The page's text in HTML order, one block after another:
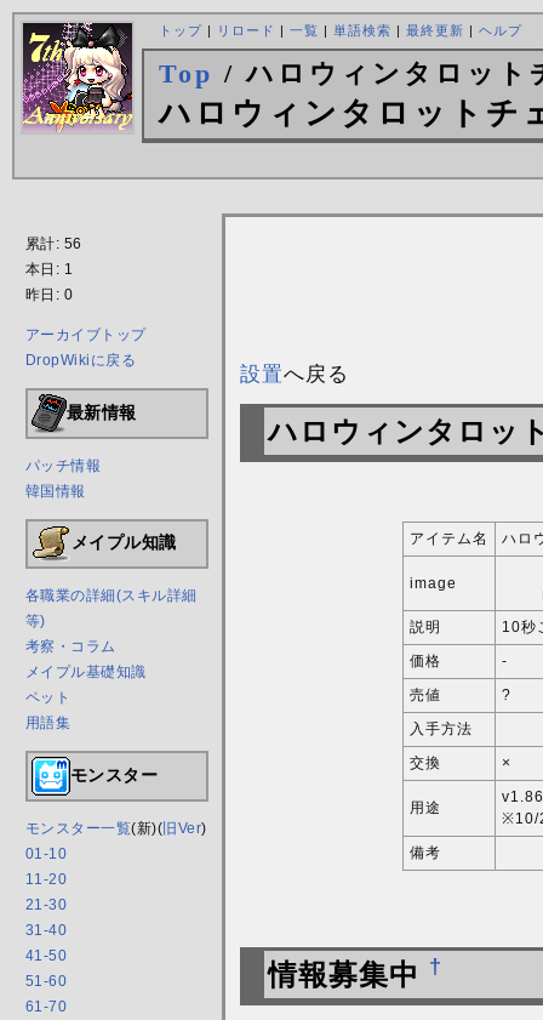
トップ| リロード | 一覧 | 単語検索 | 最終更新 | ヘルプ
Top / ハロウィンタロット
ハロウィンタロットチ
累計: 56
本日: 1
昨日: 0
アーカイブトップ
DropWikiに戻る
最新情報
パッチ情報
韓国情報
メイプル知識
各職業の詳細(スキル詳細
等)
考察・コラム
メイプル基礎知識
ペット
用語集
モンスター
モンスター一覧(新)( 旧Ver)
01-10
11-20
21-30
31-40
41-50
51-60
61-70
設置へ戻る
ハロウィンタロッ
アイテム名 ハロ
image
説明
10秒
価格
-
売値
?
入手方法
交換
×
用途
※10/
備考
情報募集中 †